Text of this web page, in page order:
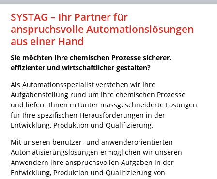
SYSTAG – Ihr Partner für
anspruchsvolle Automationslösungen
aus einer Hand
Sie möchten Ihre chemischen Prozesse sicherer,
effizienter und wirtschaftlicher gestalten?
Als Automationsspezialist verstehen wir Ihre
Aufgabenstellung rund um Ihre chemischen Prozesse
und liefern Ihnen mitunter massgeschneiderte Lösungen
für Ihre spezifischen Herausforderungen in der
Entwicklung, Produktion und Qualifizierung.
Mit unseren benutzer- und anwenderorientierten
Automatisierungslösungen ermöglichen wir unseren
Anwendern ihre anspruchsvollen Aufgaben in der
Entwicklung, Produktion und Qualifizierung von